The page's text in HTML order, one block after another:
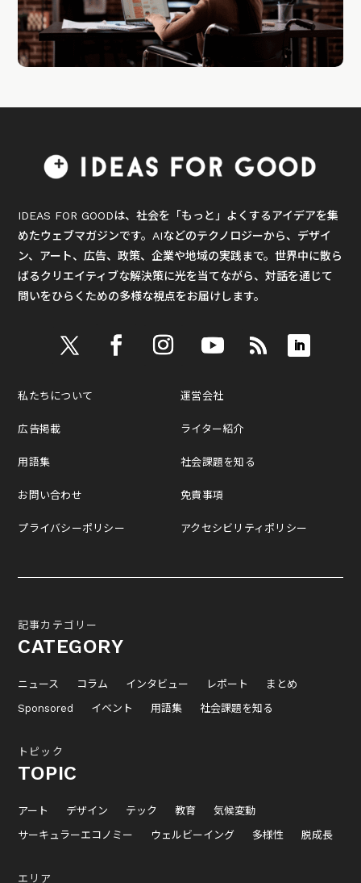
IDEAS FOR GOODは、社会を「もっと」よくするアイデアを集
めたウェブマガジンです。AIなどのテクノロジーから、デザイ
ン、アート、広告、政策、企業や地域の実践まで。世界中に散ら
ばるクリエイティブな解決策に光を当てながら、対話を通じて
問いをひらくための多様な視点をお届けします。
私たちについて
広告掲載
用語集
お問い合わせ
プライバシーポリシー
運営会社
ライター紹介
社会課題を知る
免責事項
アクセシビリティポリシー
記事カテゴリー
CATEGORY
ニュース コラム インタビュー レポート
まとめ
Sponsored
イベント 用語集 社会課題を知る
トピック
TOPIC
アート デザイン テック 教育
気候変動
サーキュラーエコノミー
ウェルビーイング 多様性 脱成長
エリア